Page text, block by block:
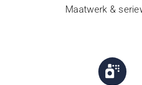
Maatwerk &